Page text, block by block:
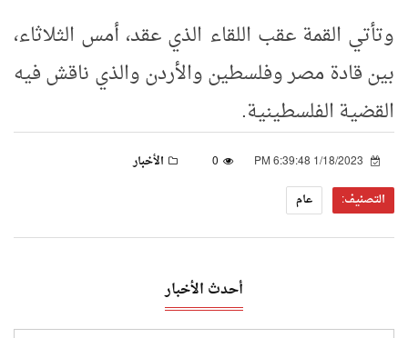
وتأتي القمة عقب اللقاء الذي عقد، أمس الثلاثاء،
بين قادة مصر وفلسطين والأردن والذي ناقش فيه
القضية الفلسطينية.
0
الأخبار
التصنيف:
عام
أحدث الأخبار